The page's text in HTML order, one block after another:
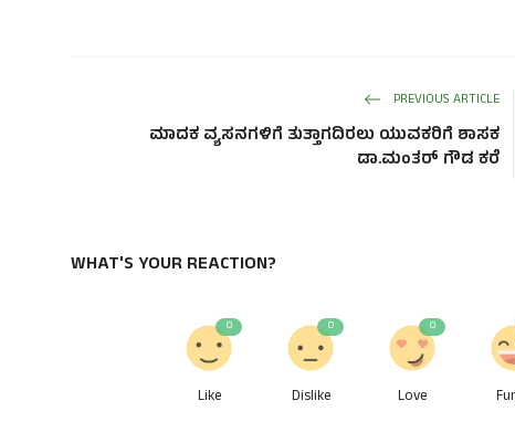
PREVIOUS ARTICLE
ಮಾದಕ ವ್ಯಸನಗಳಿಗೆ ತುತ್ತಾಗದಿರಲು ಯುವಕರಿಗೆ ಶಾಸಕ
ಡಾ.ಮಂತರ್ ಗೌಡ ಕರೆ
WHAT'S YOUR REACTION?
Like
0
Dislike
0
Love
0